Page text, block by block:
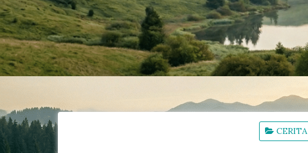
CERITA